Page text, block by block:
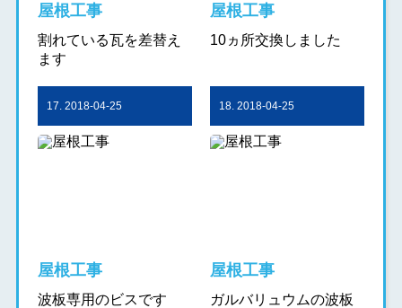
屋根工事
割れている瓦を差替え
ます
屋根工事
10ヵ所交換しました
17. 2018-04-25
屋根工事
波板専用のビスです
18. 2018-04-25
屋根工事
ガルバリュウムの波板